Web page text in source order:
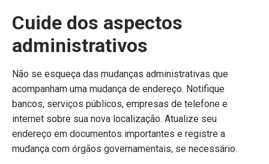
Cuide dos aspectos
administrativos
Não se esqueça das mudanças administrativas que
acompanham uma mudança de endereço. Notifique
bancos, serviços públicos, empresas de telefone e
internet sobre sua nova localização. Atualize seu
endereço em documentos importantes e registre a
mudança com órgãos governamentais, se necessário.